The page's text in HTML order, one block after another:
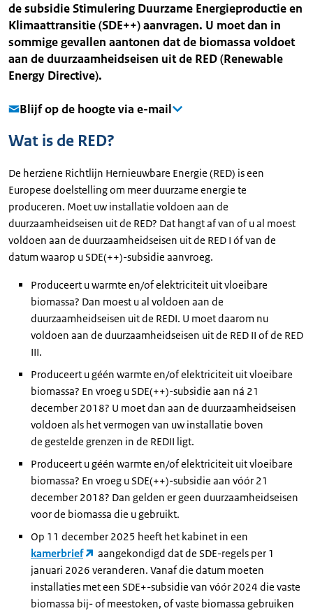
de subsidie Stimulering Duurzame Energieproductie en
Klimaattransitie (SDE++) aanvragen. U moet dan in
sommige gevallen aantonen dat de biomassa voldoet
aan de duurzaamheidseisen uit de RED (Renewable
Energy Directive).
Blijf op de hoogte via e-mail
Wat is de RED?
De herziene Richtlijn Hernieuwbare Energie (RED) is een
Europese doelstelling om meer duurzame energie te
produceren. Moet uw installatie voldoen aan de
duurzaamheidseisen uit de RED? Dat hangt af van of u al moest
voldoen aan de duurzaamheidseisen uit de RED I óf van de
datum waarop u SDE(++)-subsidie aanvroeg.
Produceert u warmte en/of elektriciteit uit vloeibare
biomassa? Dan moest u al voldoen aan de
duurzaamheidseisen uit de REDI. U moet daarom nu
voldoen aan de duurzaamheidseisen uit de RED II of de RED
III.
Produceert u géén warmte en/of elektriciteit uit vloeibare
biomassa? En vroeg u SDE(++)-subsidie aan ná 21
december 2018? U moet dan aan de duurzaamheidseisen
voldoen als het vermogen van uw installatie boven
de gestelde grenzen in de REDII ligt.
Produceert u géén warmte en/of elektriciteit uit vloeibare
biomassa? En vroeg u SDE(++)-subsidie aan vóór 21
december 2018? Dan gelden er geen duurzaamheidseisen
voor de biomassa die u gebruikt.
Op 11 december 2025 heeft het kabinet in een
kamerbrief
aangekondigd dat de SDE-regels per 1
januari 2026 veranderen. Vanaf die datum moeten
installaties met een SDE+-subsidie van vóór 2024 die vaste
biomassa bij- of meestoken, of vaste biomassa gebruiken